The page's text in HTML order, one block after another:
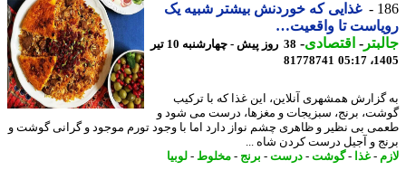
غذایی که خوردنش بیشتر شبیه یک
تا واقعیت…
-اقتصادی-
38 روز پیش - چهارشنبه 10 تیر
81778741
همشهری آنلاین، این غذا که با ترکیب
برنج، سبزیجات و مغزها، درست می شود و
بی نظیر و ظاهری چشم نواز دارد اما با وجود تورم موجود و گرانی گوشت و
و آجیل درست کردن شاه ...
-غذا-گوشت-درست -برنج - مخلوط-لوبیا